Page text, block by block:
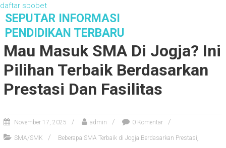
daftar sbobet
e
SEPUTAR INFORMASI
PENDIDIKAN TERBARU
Mau Masuk SMA Di Jogja? Ini
Pilihan Terbaik Berdasarkan
Prestasi Dan Fasilitas
November 17, 2025 admin 0 Komentar
SMA/SMK Beberapa SMA Terbaik di Jogja Berdasarkan Prestasi,